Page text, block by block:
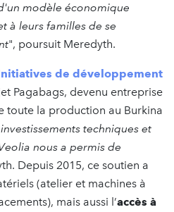
modèle économique
à leurs familles de se
", poursuit Meredyth.
de développement
Pagabags, devenu entreprise
toute la production au Burkina
techniques et
nous a permis de
Depuis 2015, ce soutien a
(atelier et machines à
mais aussi l’accès à